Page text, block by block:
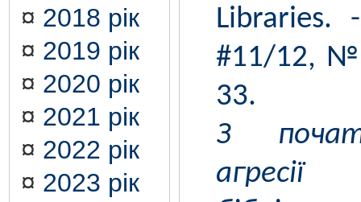
¤ 2018 рік
¤ 2019 рік
¤ 2020 рік
¤ 2021 рік
¤ 2022 рік
¤ 2023 рік
#11/12,
33.
З